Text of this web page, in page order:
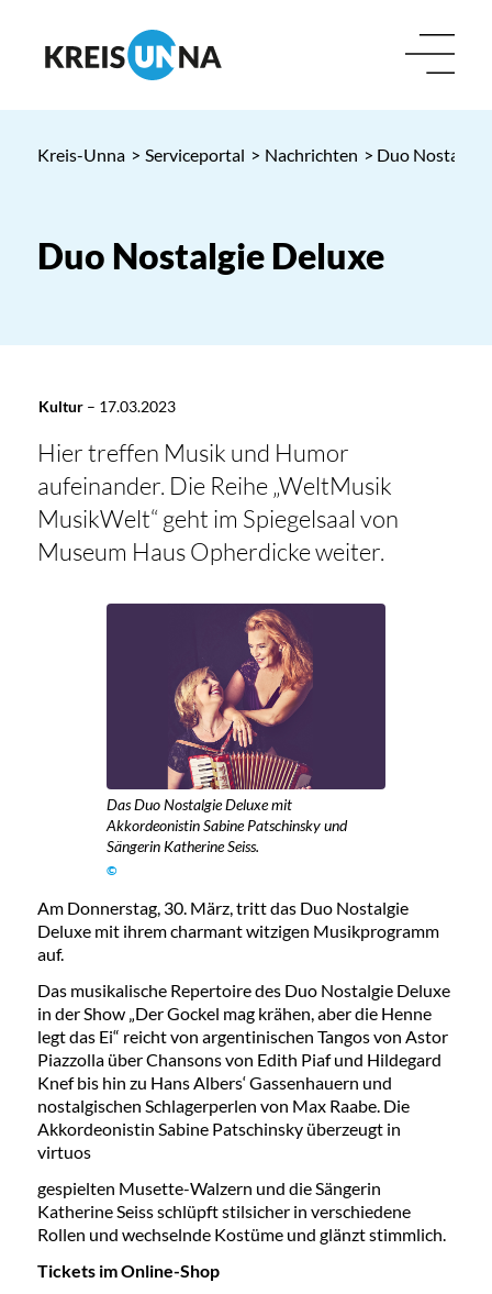
Kreis-Unna > Serviceportal > Nachrichten > Duo Nostalgie
Duo Nostalgie Deluxe
Kultur– 17.03.2023
Hier treffen Musik und Humor
aufeinander. Die Reihe „WeltMusik
MusikWelt“ geht im Spiegelsaal von
Museum Haus Opherdicke weiter.
Das Duo Nostalgie Deluxe mit
Akkordeonistin Sabine Patschinsky und
Sängerin Katherine Seiss.
©
Am Donnerstag, 30. März, tritt das Duo Nostalgie
Deluxe mit ihrem charmant witzigen Musikprogramm
auf.
Das musikalische Repertoire des Duo Nostalgie Deluxe
in der Show „Der Gockel mag krähen, aber die Henne
legt das Ei“ reicht von argentinischen Tangos von Astor
Piazzolla über Chansons von Edith Piaf und Hildegard
Knef bis hin zu Hans Albers‘ Gassenhauern und
nostalgischen Schlagerperlen von Max Raabe. Die
Akkordeonistin Sabine Patschinsky überzeugt in
virtuos
gespielten Musette-Walzern und die Sängerin
Katherine Seiss schlüpft stilsicher in verschiedene
Rollen und wechselnde Kostüme und glänzt stimmlich.
Tickets im Online-Shop